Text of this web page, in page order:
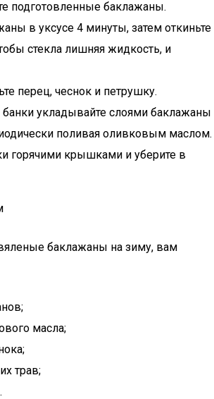
подготовленные баклажаны.
в уксусе 4 минуты, затем откиньте
стекла лишняя жидкость, и
перец, чеснок и петрушку.
укладывайте слоями баклажаны
поливая оливковым маслом.
горячими крышками и уберите в
баклажаны на зиму, вам
масла;
трав;